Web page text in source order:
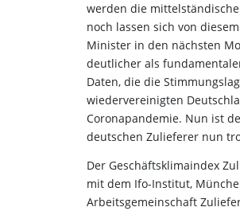
werden die
noch lassen sich von
Minister in den nächsten
deutlicher als
Daten, die die
wiedervereinigten
Coronapandemie. Nun ist
deutschen Zulieferer nun
Der Geschäftsklimaindex
mit dem Ifo-Institut,
Arbeitsgemeinschaft